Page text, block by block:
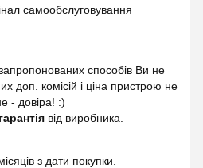
самообслуговування
способів Ви не
доп. комісій і ціна пристрою не
- довіра! :)
від виробника.
з дати покупки.